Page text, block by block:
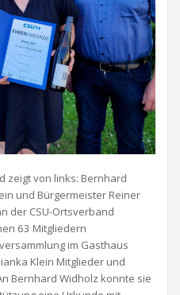
zeigt von links: Bernhard
und Bürgermeister Reiner
der CSU-Ortsverband
63 Mitgliedern
im Gasthaus
Klein Mitglieder und
Bernhard Widholz konnte sie